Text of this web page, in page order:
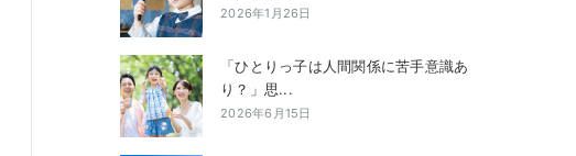
2026年1月26日
「ひとりっ子は人間関係に苦手意識あ
り？」思...
2026年6月15日